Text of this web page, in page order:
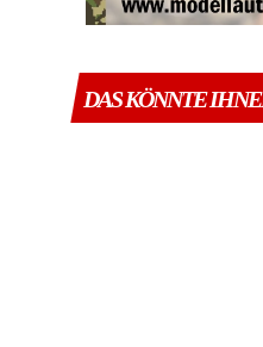
DAS KÖNNTE